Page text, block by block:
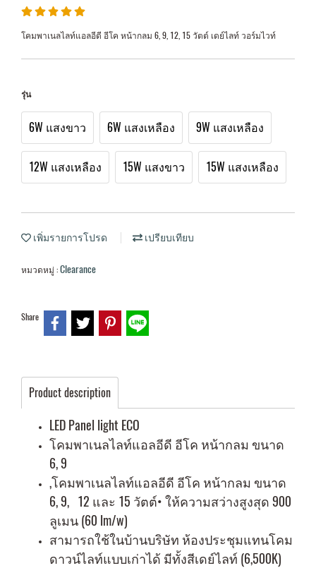
โคมพาเนลไลท์แอลอีดี อีโค หน้ากลม 6, 9, 12, 15 วัตต์ เดย์ไลท์ วอร์มไวท์
รุ่น
6W แสงขาว 6W แสงเหลือง 9W แสงเหลือง
12W แสงเหลือง 15W แสงขาว 15W แสงเหลือง
เพิ่มรายการโปรด เปรียบเทียบ
หมวดหมู่ :Clearance
Share
Product description
LED Panel light ECO
โคมพาเนลไลท์แอลอีดี อีโค หน้ากลม ขนาด
6, 9
,โคมพาเนลไลท์แอลอีดี อีโค หน้ากลม ขนาด
6, 9, 12 และ 15 วัตต์• ให้ความสว่างสูงสุด 900
ลูเมน (60 lm/w)
สามารถใช้ในบ้านบริษัท ห้องประชุมแทนโคม
ดาวน์ไลท์แบบเก่าได้ มีทั้งสีเดย์ไลท์ (6,500K)